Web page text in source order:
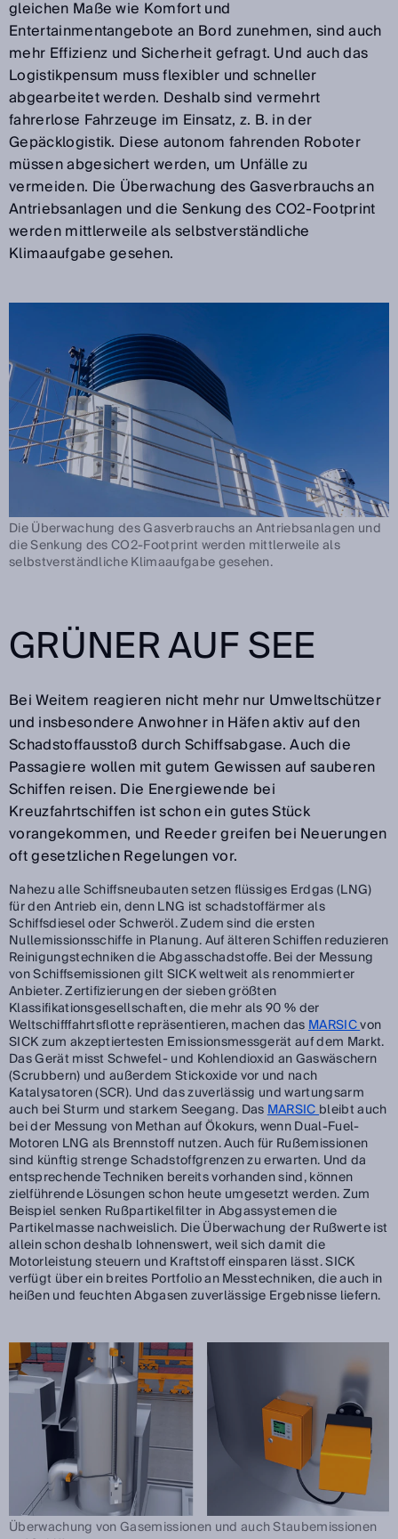
gleichen Maße wie Komfort und
Entertainmentangebote an Bord zunehmen, sind auch
mehr Effizienz und Sicherheit gefragt. Und auch das
Logistikpensum muss flexibler und schneller
abgearbeitet werden. Deshalb sind vermehrt
fahrerlose Fahrzeuge im Einsatz, z. B. in der
Gepäcklogistik. Diese autonom fahrenden Roboter
müssen abgesichert werden, um Unfälle zu
vermeiden. Die Überwachung des Gasverbrauchs an
Antriebsanlagen und die Senkung des CO2-Footprint
werden mittlerweile als selbstverständliche
Klimaaufgabe gesehen.
Die Überwachung des Gasverbrauchs an Antriebsanlagen und
die Senkung des CO2-Footprint werden mittlerweile als
selbstverständliche Klimaaufgabe gesehen.
GRÜNER AUF SEE
Bei Weitem reagieren nicht mehr nur Umweltschützer
und insbesondere Anwohner in Häfen aktiv auf den
Schadstoffausstoß durch Schiffsabgase. Auch die
Passagiere wollen mit gutem Gewissen auf sauberen
Schiffen reisen. Die Energiewende bei
Kreuzfahrtschiffen ist schon ein gutes Stück
vorangekommen, und Reeder greifen bei Neuerungen
oft gesetzlichen Regelungen vor.
Nahezu alle Schiffsneubauten setzen flüssiges Erdgas (LNG)
für den Antrieb ein, denn LNG ist schadstoffärmer als
Schiffsdiesel oder Schweröl. Zudem sind die ersten
Nullemissionsschiffe in Planung. Auf älteren Schiffen reduzieren
Reinigungstechniken die Abgasschadstoffe. Bei der Messung
von Schiffsemissionen gilt SICK weltweit als renommierter
Anbieter. Zertifizierungen der sieben größten
Klassifikationsgesellschaften, die mehr als 90 % der
Weltschifffahrtsflotte repräsentieren, machen dasMARSICvon
SICK zum akzeptiertesten Emissionsmessgerät auf dem Markt.
Das Gerät misst Schwefel- und Kohlendioxid an Gaswäschern
(Scrubbern) und außerdem Stickoxide vor und nach
Katalysatoren (SCR). Und das zuverlässig und wartungsarm
auch bei Sturm und starkem Seegang. DasMARSICbleibt auch
bei der Messung von Methan auf Ökokurs, wenn Dual-Fuel-
Motoren LNG als Brennstoff nutzen. Auch für Rußemissionen
sind künftig strenge Schadstoffgrenzen zu erwarten. Und da
entsprechende Techniken bereits vorhanden sind, können
zielführende Lösungen schon heute umgesetzt werden. Zum
Beispiel senken Rußpartikelfilter in Abgassystemen die
Partikelmasse nachweislich. Die Überwachung der Rußwerte ist
allein schon deshalb lohnenswert, weil sich damit die
Motorleistung steuern und Kraftstoff einsparen lässt. SICK
verfügt über ein breites Portfolio an Messtechniken, die auch in
heißen und feuchten Abgasen zuverlässige Ergebnisse liefern.
Überwachung von Gasemissionen und auch Staubemissionen